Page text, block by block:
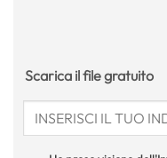
Scarica il file gratuito